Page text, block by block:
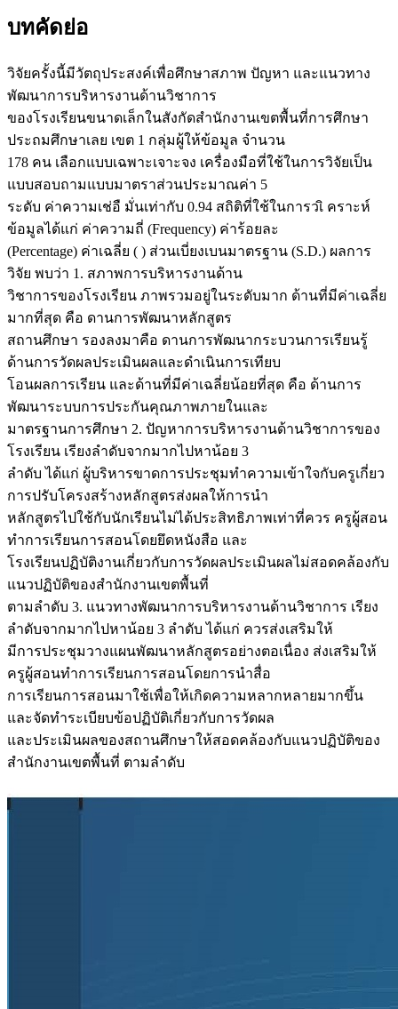
บทคัดย่อ
วิจัยครั้งนี้มีวัตถุประสงค์เพื่อศึกษาสภาพ ปัญหา และแนวทาง
พัฒนาการบริหารงานด้านวิชาการ
ของโรงเรียนขนาดเล็กในสังกัดสำนักงานเขตพื้นที่การศึกษา
ประถมศึกษาเลย เขต 1 กลุ่มผู้ให้ข้อมูล จำนวน
178 คน เลือกแบบเฉพาะเจาะจง เครื่องมือที่ใช้ในการวิจัยเป็น
แบบสอบถามแบบมาตราส่วนประมาณค่า 5
ระดับ ค่าความเช่อื มั่นเท่ากับ 0.94 สถิติที่ใช้ในการวเิ คราะห์
ข้อมูลได้แก่ ค่าความถี่ (Frequency) ค่าร้อยละ
(Percentage) ค่าเฉลี่ย ( ) ส่วนเบี่ยงเบนมาตรฐาน (S.D.) ผลการ
วิจัย พบว่า 1. สภาพการบริหารงานด้าน
วิชาการของโรงเรียน ภาพรวมอยู่ในระดับมาก ด้านที่มีค่าเฉลี่ย
มากที่สุด คือ ดานการพัฒนาหลักสูตร
สถานศึกษา รองลงมาคือ ดานการพัฒนากระบวนการเรียนรู้
ด้านการวัดผลประเมินผลและดำเนินการเทียบ
โอนผลการเรียน และด้านที่มีค่าเฉลี่ยน้อยที่สุด คือ ด้านการ
พัฒนาระบบการประกันคุณภาพภายในและ
มาตรฐานการศึกษา 2. ปัญหาการบริหารงานด้านวิชาการของ
โรงเรียน เรียงลำดับจากมากไปหาน้อย 3
ลำดับ ได้แก่ ผู้บริหารขาดการประชุมทำความเข้าใจกับครูเกี่ยว
การปรับโครงสร้างหลักสูตรส่งผลให้การนำ
หลักสูตรไปใช้กับนักเรียนไม่ได้ประสิทธิภาพเท่าที่ควร ครูผู้สอน
ทำการเรียนการสอนโดยยึดหนังสือ และ
โรงเรียนปฏิบัติงานเกี่ยวกับการวัดผลประเมินผลไม่สอดคล้องกับ
แนวปฏิบัติของสำนักงานเขตพื้นที่
ตามลำดับ 3. แนวทางพัฒนาการบริหารงานด้านวิชาการ เรียง
ลำดับจากมากไปหาน้อย 3 ลำดับ ได้แก่ ควรส่งเสริมให้
มีการประชุมวางแผนพัฒนาหลักสูตรอย่างตอเนื่อง ส่งเสริมให้
ครูผู้สอนทำการเรียนการสอนโดยการนำสื่อ
การเรียนการสอนมาใช้เพื่อให้เกิดความหลากหลายมากขึ้น
และจัดทำระเบียบข้อปฏิบัติเกี่ยวกับการวัดผล
และประเมินผลของสถานศึกษาให้สอดคล้องกับแนวปฏิบัติของ
สำนักงานเขตพื้นที่ ตามลำดับ